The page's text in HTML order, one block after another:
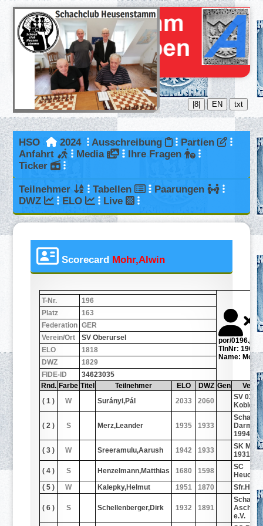
|8| EN txt
HSO 2024 Ausschreibung
Partien
Anfahrt
Media
Ihre Fragen
Ticker
Teilnehmer Tabellen
Paarungen
DWZ
ELO Live
Scorecard Mohr,Alwin
por/0196.jpg
TlnNr: 196
Name:
T-Nr.
196
Platz
163
Federation GER
Verein/Ort
SV Oberursel
ELO
1818
DWZ
1829
FIDE-ID
34623035
Rnd. Farbe Titel Teilnehmer ELO DWZ Gen
( 1 )
W Surányi,Pál 2033 2060
SV 03/25
Koblenz
( 2 ) S Merz,Leander 1935 1933
1994
( 3 )
W Sreeramulu,Aarush 1942 1933
SK
1931/72
( 4 )
S Henzelmann,Matthias 1680 1598
SC
( 5 )
W Kalepky,Helmut 1951 1870
( 6 ) S Schellenberger,Dirk 1932 1891
e.V.